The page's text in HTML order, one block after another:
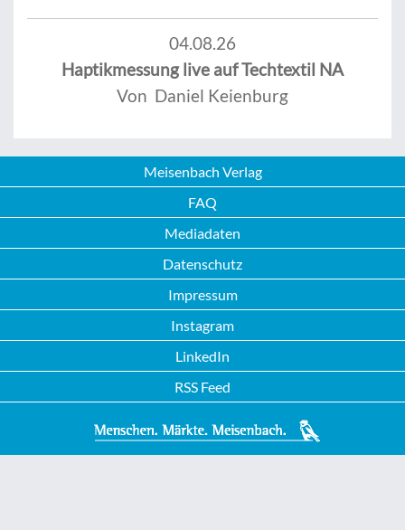
04.08.26
Haptikmessung live auf Techtextil NA
Von Daniel Keienburg
Meisenbach Verlag
FAQ
Mediadaten
Datenschutz
Impressum
Instagram
LinkedIn
RSS Feed